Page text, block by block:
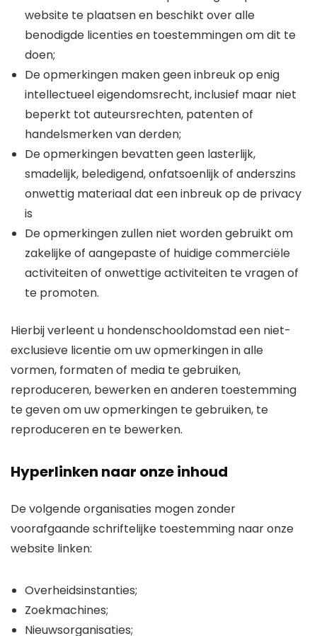
website te plaatsen en beschikt over alle
benodigde licenties en toestemmingen om dit te
doen;
De opmerkingen maken geen inbreuk op enig
intellectueel eigendomsrecht, inclusief maar niet
beperkt tot auteursrechten, patenten of
handelsmerken van derden;
De opmerkingen bevatten geen lasterlijk,
smadelijk, beledigend, onfatsoenlijk of anderszins
onwettig materiaal dat een inbreuk op de privacy
is
De opmerkingen zullen niet worden gebruikt om
zakelijke of aangepaste of huidige commerciële
activiteiten of onwettige activiteiten te vragen of
te promoten.
Hierbij verleent u hondenschooldomstad een niet-
exclusieve licentie om uw opmerkingen in alle
vormen, formaten of media te gebruiken,
reproduceren, bewerken en anderen toestemming
te geven om uw opmerkingen te gebruiken, te
reproduceren en te bewerken.
Hyperlinken naar onze inhoud
De volgende organisaties mogen zonder
voorafgaande schriftelijke toestemming naar onze
website linken:
Overheidsinstanties;
Zoekmachines;
Nieuwsorganisaties;